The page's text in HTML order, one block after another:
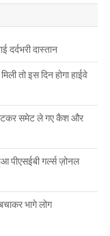
दास्तान
तो इस दिन होगा हाईवे
समेट ले गए कैश और
पीएसईबी गर्ल्स ज़ोनल
भागे लोग